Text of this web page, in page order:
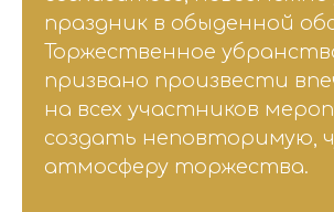
праздник в обыденной
Торжественное
призвано произвести
на всех участников
создать неповторимую,
атмосферу торжества.